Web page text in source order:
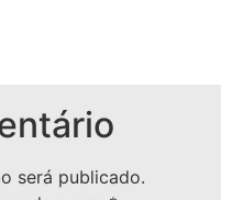
será publicado.